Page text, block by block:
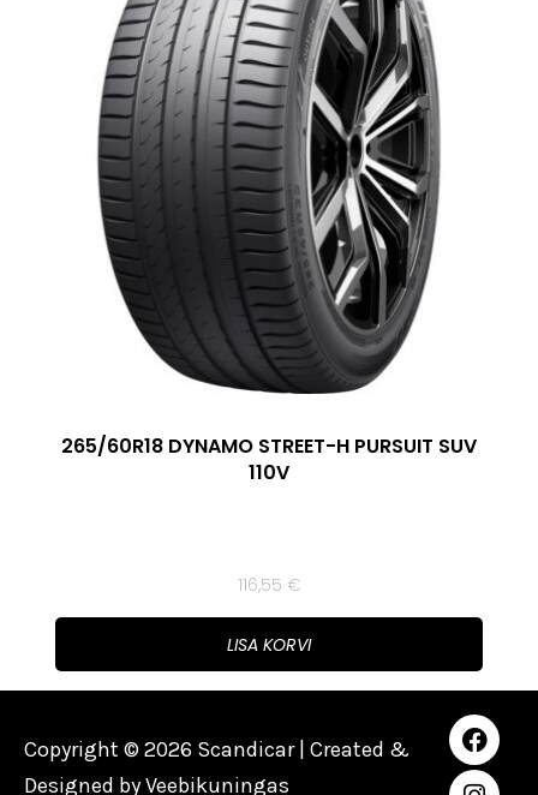
265/60R18 DYNAMO STREET-H PURSUIT SUV
110V
116,55 €
LISA KORVI
Copyright © 2026 Scandicar | Created &
Designed byVeebikuningas